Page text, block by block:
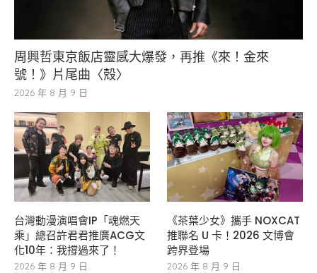
周興哲東京飯店靈感大爆發，再推《來！金來
號！》片尾曲〈殼〉
2026 年 8 月 9 日
台灣動漫演唱會IP「魂燃天
乘」總召許君君推廣ACG文
化10年：我撐過來了！
2026 年 8 月 9 日
《茶葉少女》攜手 NOXCAT
推聯名 U 卡！2026 文博會
跨界登場
2026 年 8 月 9 日